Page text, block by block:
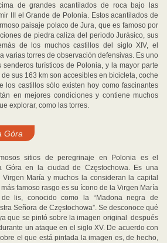
de grandes acantilados de roca bajo las
III el Grande de Polonia. Estos acantilados de
paisaje polaco de Jura, que es famoso por
de piedra caliza del periodo Jurásico, sus
de los muchos castillos del siglo XIV, el
varias torres de observación defensivas. Es uno
turísticos de Polonia, y la mayor parte
sus 163 km son accesibles en bicicleta, coche
los castillos sólo existen hoy como fascinantes
en mejores condiciones y contiene muchos
explorar, como las torres.
Góra
sitios de peregrinaje en Polonia es el
Góra en la ciudad de Częstochowa. Es una
María y muchos la consideran la capital
famoso rasgo es su ícono de la Virgen María
lis, conocido como la “Madona negra de
Señora de Częstochowa”. Se desconoce qué
que se pintó sobre la imagen original después
un ataque en el siglo XV. De acuerdo con
el que está pintada la imagen es, de hecho,